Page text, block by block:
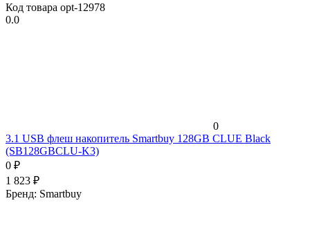
Код товара opt-12978
0.0
0
3.1 USB флеш накопитель Smartbuy 128GB CLUE Black
(SB128GBCLU-K3)
0 ₽
1 823 ₽
Бренд: Smartbuy